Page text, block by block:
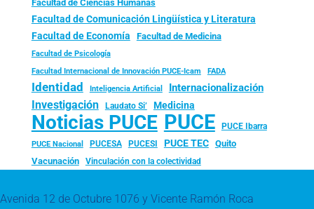
Facultad de Ciencias Humanas
Facultad de Comunicación Lingüística y Literatura
Facultad de Economía Facultad de Medicina
Facultad de Psicología
Facultad Internacional de Innovación PUCE-Icam FADA
Identidad Inteligencia Artificial Internacionalización
Investigación Laudato Si’ Medicina
Noticias PUCE PUCE PUCE Ibarra
PUCE Nacional PUCESA PUCESI PUCE TEC
Quito
Vacunación
Vinculación con la colectividad
Avenida 12 de Octubre 1076 y Vicente Ramón Roca